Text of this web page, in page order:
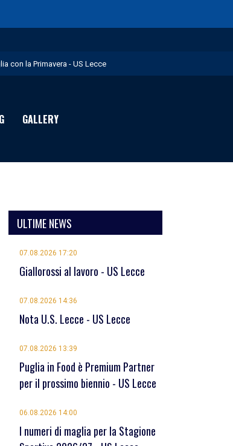
con la Primavera - US Lecce
- US Lecce
Partner per la stagione 2026/27 - US Lecce
GALLERY
ULTIME NEWS
07.08.2026 17:20
Giallorossi al lavoro - US Lecce
07.08.2026 14:36
Nota U.S. Lecce - US Lecce
07.08.2026 13:39
Puglia in Food è Premium Partner
per il prossimo biennio - US Lecce
06.08.2026 14:00
I numeri di maglia per la Stagione